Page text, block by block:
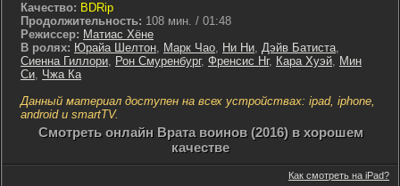
Качество: BDRip
Продолжительность: 108 мин. / 01:48
Режиссер: Матиас Хёне
В ролях: Юрайа Шелтон, Марк Чао, Ни Ни, Дэйв Батиста,
Сиенна Гиллори, Рон Смуренбург, Френсис Нг, Кара Хуэй, Мин
Си, Чжа Ка
Данный материал доступен на всех устройствах: ipad, iphone,
android и smartTV.
Cмотреть онлайн Врата воинов (2016) в хорошем
качестве
Как смотреть на iPad?